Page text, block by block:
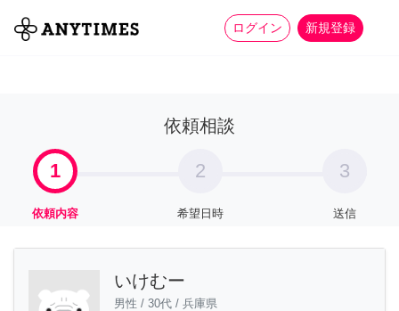
ログイン 新規登録
全て 家事 more_horiz
依頼相談
1
依頼内容
2
希望日時
3
送信
いけむー
男性 / 30代 / 兵庫県